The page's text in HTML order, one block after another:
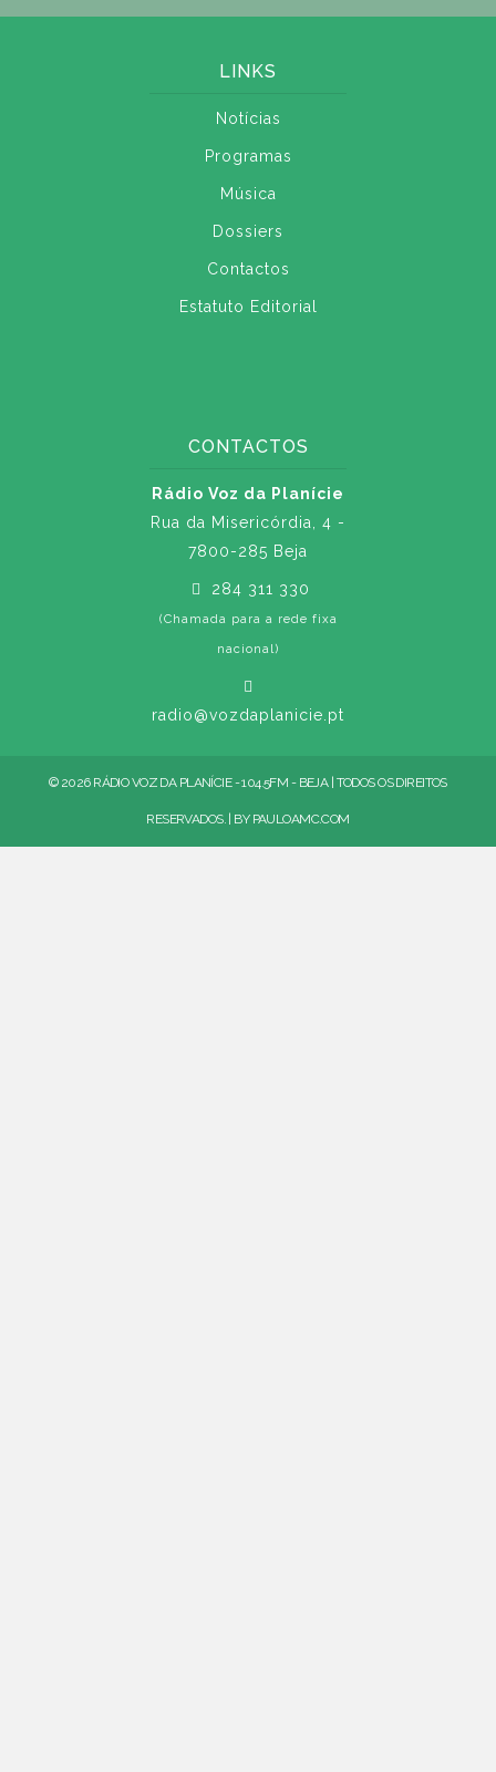
LINKS
Notícias
Programas
Música
Dossiers
Contactos
Estatuto Editorial
CONTACTOS
Rádio Voz da Planície
Rua da Misericórdia, 4 -
7800-285 Beja
284 311 330
(Chamada para a rede fixa
nacional)
radio@vozdaplanicie.pt
© 2026 RÁDIO VOZ DA PLANÍCIE - 104.5FM - BEJA | TODOS OS DIREITOS
RESERVADOS. | BY PAULOAMC.COM